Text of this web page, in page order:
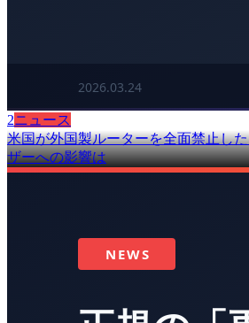
2ニュース
米国が外国製ルーターを全面禁止し
ザーへの影響は